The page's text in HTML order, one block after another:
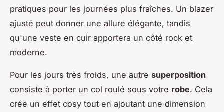
pratiques pour les journées plus fraîches. Un blazer
ajusté peut donner une allure élégante, tandis
qu'une veste en cuir apportera un côté rock et
moderne.
Pour les jours très froids, une autre superposition
consiste à porter un col roulé sous votre robe. Cela
crée un effet cosy tout en ajoutant une dimension